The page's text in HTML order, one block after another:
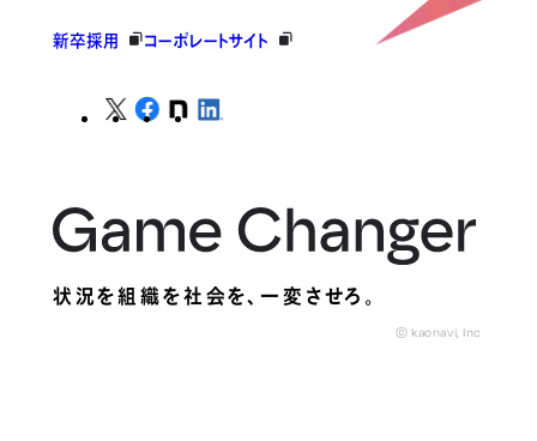
新卒採用 コーポレートサイト
状況を組織を社会を、一変させろ。
© kaonavi, Inc